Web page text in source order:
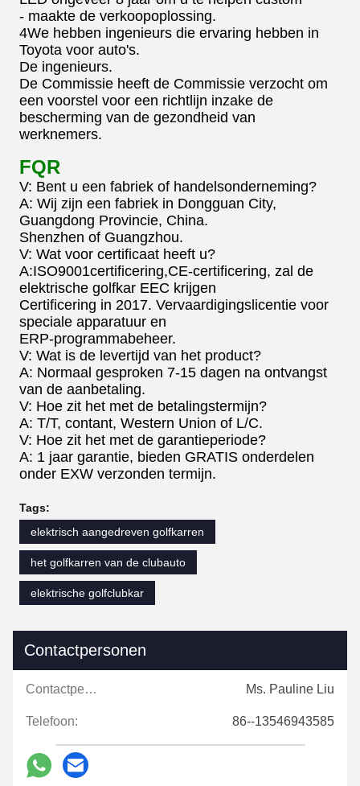
- maakte de verkoopoplossing.
4We hebben ingenieurs die ervaring hebben in
Toyota voor auto's.
De ingenieurs.
De Commissie heeft de Commissie verzocht om
een voorstel voor een richtlijn inzake de
bescherming van de gezondheid van
werknemers.
FQR
V: Bent u een fabriek of handelsonderneming?
A: Wij zijn een fabriek in Dongguan City,
Guangdong Provincie, China.
Shenzhen of Guangzhou.
V: Wat voor certificaat heeft u?
A:ISO9001certificering,CE-certificering, zal de
elektrische golfkar EEC krijgen
Certificering in 2017. Vervaardigingslicentie voor
speciale apparatuur en
ERP-programmabeheer.
V: Wat is de levertijd van het product?
A: Normaal gesproken 7-15 dagen na ontvangst
van de aanbetaling.
V: Hoe zit het met de betalingstermijn?
A: T/T, contant, Western Union of L/C.
V: Hoe zit het met de garantieperiode?
A: 1 jaar garantie, bieden GRATIS onderdelen
onder EXW verzonden termijn.
Tags:
elektrisch aangedreven golfkarren
het golfkarren van de clubauto
elektrische golfclubkar
Contactpersonen
Contactpersonen: Ms. Pauline Liu
Telefoon: 86--13546943585